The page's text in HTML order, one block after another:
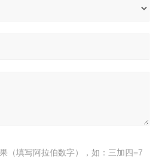
（填写阿拉伯数字），如：三加四=7